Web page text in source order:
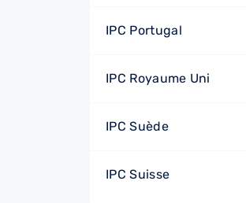
IPC Portugal
IPC Royaume Uni
IPC Suède
IPC Suisse